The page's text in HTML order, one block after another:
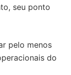
seu ponto
pelo menos
do